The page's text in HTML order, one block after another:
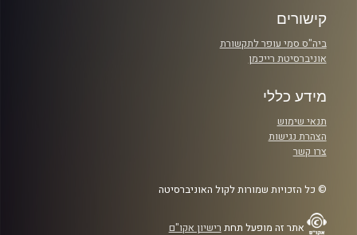
קישורים
ביה"ס סמי עופר לתקשורת
אוניברסיטת רייכמן
מידע כללי
תנאי שימוש
הצהרת נגישות
צרו קשר
© כל הזכויות שמורות לקול האוניברסיטה
אתר זה מופעל תחת רישיון אקו"ם